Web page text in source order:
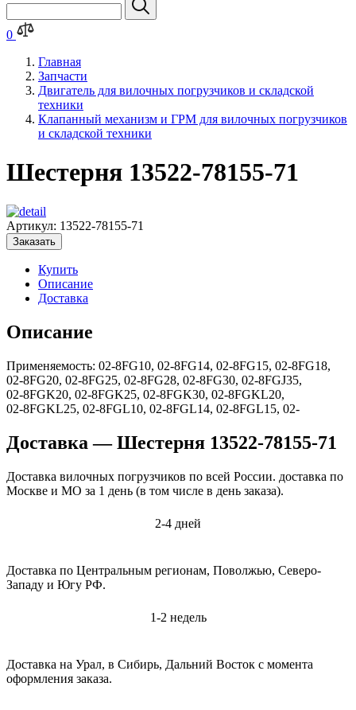
0
Главная
Запчасти
Двигатель для вилочных погрузчиков и складской
техники
Клапанный механизм и ГРМ для вилочных погрузчиков
и складской техники
Шестерня 13522-78155-71
Артикул: 13522-78155-71
Заказать
Купить
Описание
Доставка
Описание
Применяемость: 02‑8FG10, 02‑8FG14, 02‑8FG15, 02‑8FG18,
02‑8FG20, 02‑8FG25, 02‑8FG28, 02‑8FG30, 02‑8FGJ35,
02‑8FGK20, 02‑8FGK25, 02‑8FGK30, 02‑8FGKL20,
02‑8FGKL25, 02‑8FGL10, 02‑8FGL14, 02‑8FGL15, 02‑
Доставка — Шестерня 13522-78155-71
Доставка вилочных погрузчиков по всей России. доставка по
Москве и МО за 1 день (в том числе в день заказа).
2-4 дней
Доставка по Центральным регионам, Поволжью, Северо-
Западу и Югу РФ.
1-2 недель
Доставка на Урал, в Сибирь, Дальний Восток с момента
оформления заказа.